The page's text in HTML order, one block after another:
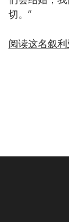
切。”
阅读这名叙